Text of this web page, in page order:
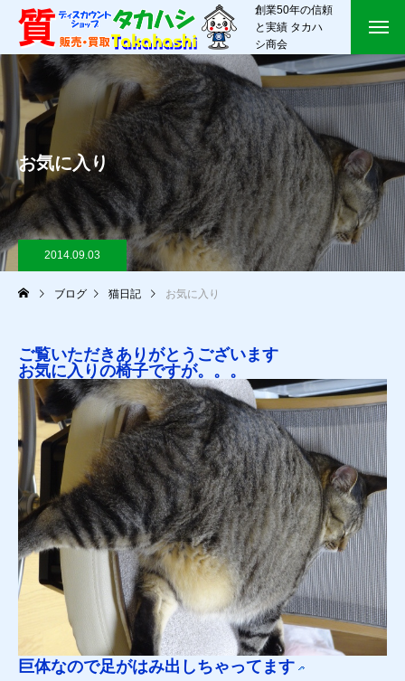
創業50年の信頼
と実績 タカハ
シ商会
お気に入り
2014.09.03
ブログ 猫日記 お気に入り
ご覧いただきありがとうございます
お気に入りの椅子ですが。。。
巨体なので足がはみ出しちゃってます